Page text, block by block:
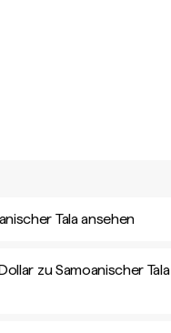
Tala ansehen
zu Samoanischer Tala